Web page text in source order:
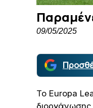
09/05/2025
Το Europa